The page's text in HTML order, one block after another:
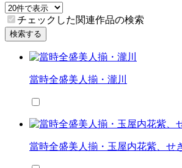
チェックした関連作品の検索
検索する
當時全盛美人揃・瀧川
當時全盛美人揃・玉屋内花紫、せ